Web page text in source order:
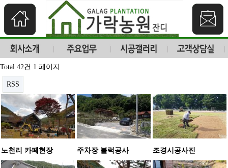
Total 42건 1 페이지
RSS
노천리 카페현장 주차장 블럭공사 조경시공사진